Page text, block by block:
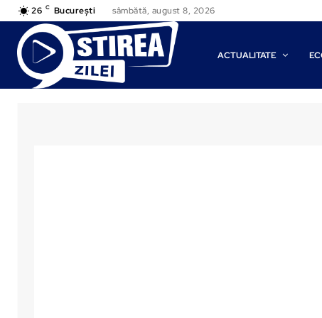
26 C București sâmbătă, august 8, 2026
ACTUALITATE